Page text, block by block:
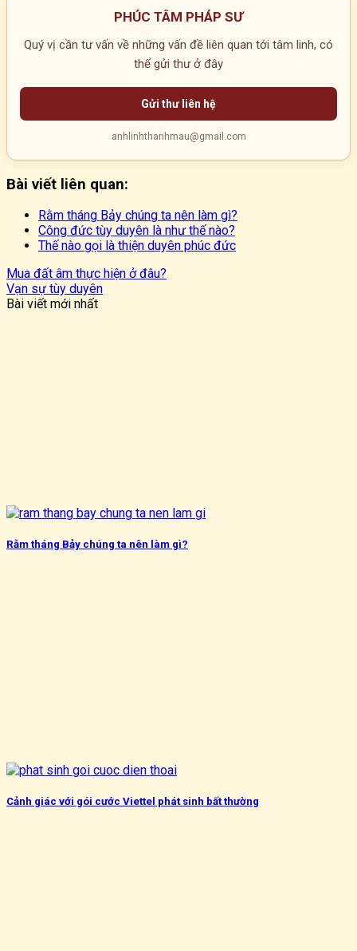
PHÚC TÂM PHÁP SƯ
Quý vị cần tư vấn về những vấn đề liên quan tới tâm linh, có
thể gửi thư ở đây
Gửi thư liên hệ
anhlinhthanhmau@gmail.com
Bài viết liên quan:
Rằm tháng Bảy chúng ta nên làm gì?
Công đức tùy duyên là như thế nào?
Thế nào gọi là thiện duyên phúc đức
Mua đất âm thực hiện ở đâu?
Vạn sự tùy duyên
Bài viết mới nhất
Rằm tháng Bảy chúng ta nên làm gì?
Cảnh giác với gói cước Viettel phát sinh bất thường